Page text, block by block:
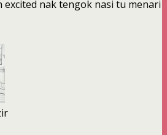
excited nak tengok nasi tu menari